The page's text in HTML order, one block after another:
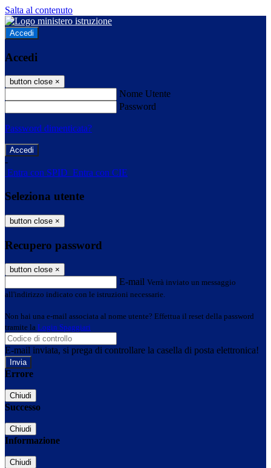
Salta al contenuto
Accedi
Accedi
button close ×
Nome Utente
Password
Password dimenticata?
-
Entra con SPID Entra con CIE
Seleziona utente
button close ×
Recupero password
button close ×
E-mail Verrà inviato un messaggio
all'indirizzo indicato con le istruzioni necessarie.
Non hai una e-mail associata al nome utente? Effettua il reset della password
tramite la Login Spaggiari
E-mail inviata, si prega di controllare la casella di posta elettronica!
Errore
Chiudi
Successo
Chiudi
Informazione
Chiudi